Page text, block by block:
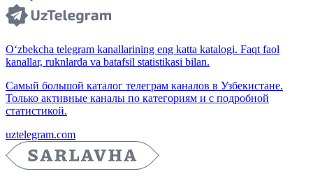
O‘zbekcha telegram kanallarining eng katta katalogi. Faqt faol
kanallar, ruknlarda va batafsil statistikasi bilan.
Самый большой каталог телеграм каналов в Узбекистане.
Только активные каналы по категориям и с подробной
статистикой.
uztelegram.com